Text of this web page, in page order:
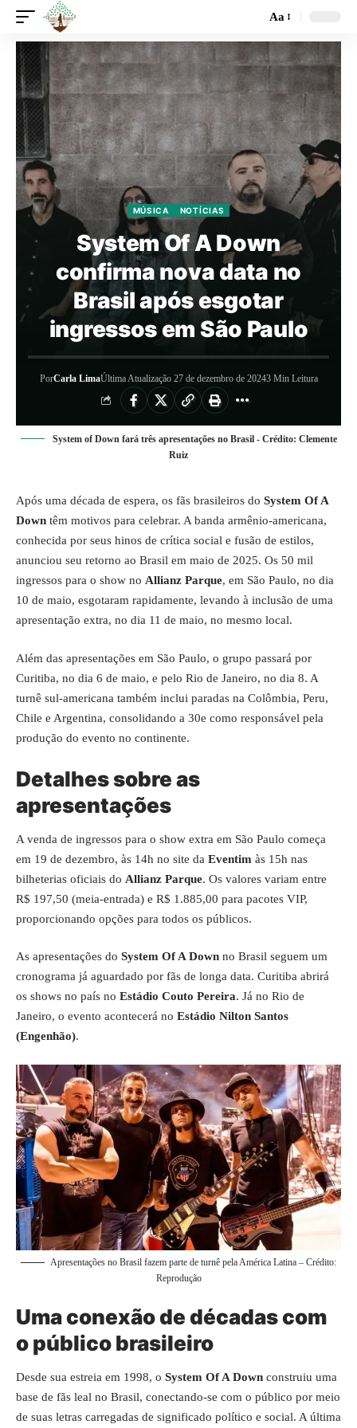
Aa
MÚSICA NOTÍCIAS
System Of A Down
confirma nova data no
Brasil após esgotar
ingressos em São Paulo
PorCarla LimaÚltima Atualização 27 de dezembro de 20243 Min Leitura
System of Down fará três apresentações no Brasil - Crédito: Clemente
Ruiz
Após uma década de espera, os fãs brasileiros do System Of A
Down têm motivos para celebrar. A banda armênio-americana,
conhecida por seus hinos de crítica social e fusão de estilos,
anunciou seu retorno ao Brasil em maio de 2025. Os 50 mil
ingressos para o show no Allianz Parque, em São Paulo, no dia
10 de maio, esgotaram rapidamente, levando à inclusão de uma
apresentação extra, no dia 11 de maio, no mesmo local.
Além das apresentações em São Paulo, o grupo passará por
Curitiba, no dia 6 de maio, e pelo Rio de Janeiro, no dia 8. A
turnê sul-americana também inclui paradas na Colômbia, Peru,
Chile e Argentina, consolidando a 30e como responsável pela
produção do evento no continente.
Detalhes sobre as
apresentações
A venda de ingressos para o show extra em São Paulo começa
em 19 de dezembro, às 14h no site da Eventim às 15h nas
bilheterias oficiais do Allianz Parque. Os valores variam entre
R$ 197,50 (meia-entrada) e R$ 1.885,00 para pacotes VIP,
proporcionando opções para todos os públicos.
As apresentações do System Of A Down no Brasil seguem um
cronograma já aguardado por fãs de longa data. Curitiba abrirá
os shows no país no Estádio Couto Pereira. Já no Rio de
Janeiro, o evento acontecerá no Estádio Nilton Santos
(Engenhão).
Apresentações no Brasil fazem parte de turnê pela América Latina – Crédito:
Reprodução
Uma conexão de décadas com
o público brasileiro
Desde sua estreia em 1998, o System Of A Down construiu uma
base de fãs leal no Brasil, conectando-se com o público por meio
de suas letras carregadas de significado político e social. A última